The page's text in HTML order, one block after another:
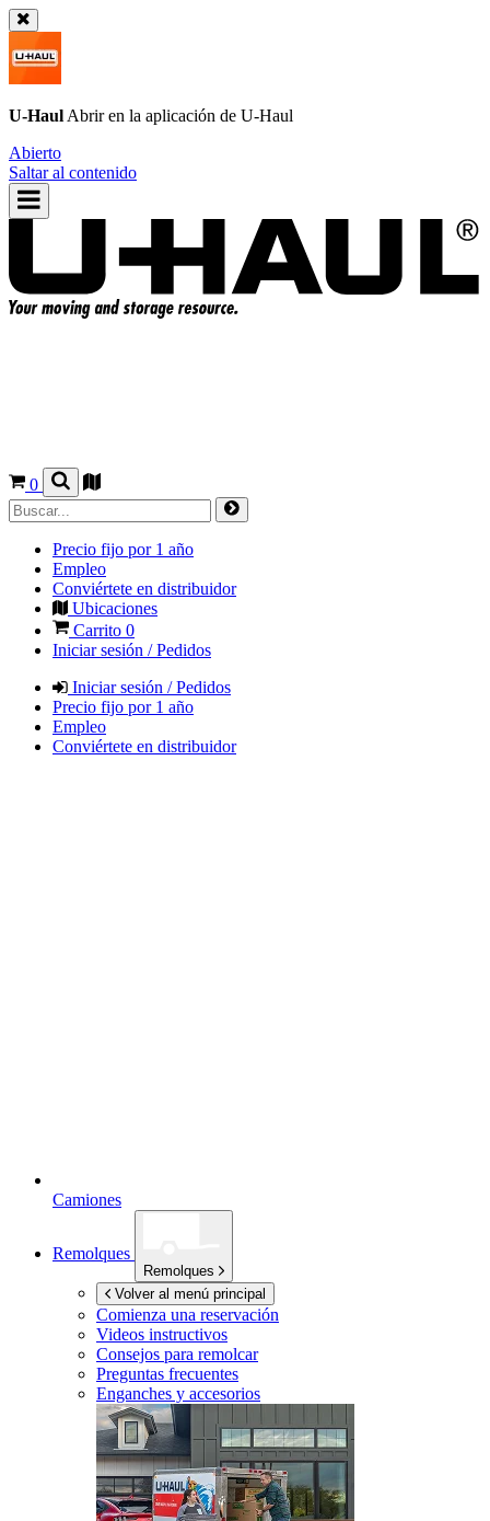
U-Haul Abrir en la aplicación de U-Haul
Abierto
Saltar al contenido
0
Precio fijo por 1 año
Empleo
Conviértete en distribuidor
Ubicaciones
Carrito 0
Iniciar sesión / Pedidos
Iniciar sesión / Pedidos
Precio fijo por 1 año
Empleo
Conviértete en distribuidor
Camiones
Remolques
Remolques
Volver al menú principal
Comienza una reservación
Videos instructivos
Consejos para remolcar
Preguntas frecuentes
Enganches y accesorios